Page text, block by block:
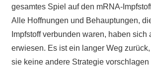
gesamtes Spiel auf den mRNA-
Alle Hoffnungen und Behauptungen,
Impfstoff verbunden waren, haben sich
erwiesen. Es ist ein langer Weg
sie keine andere Strategie vorschlagen